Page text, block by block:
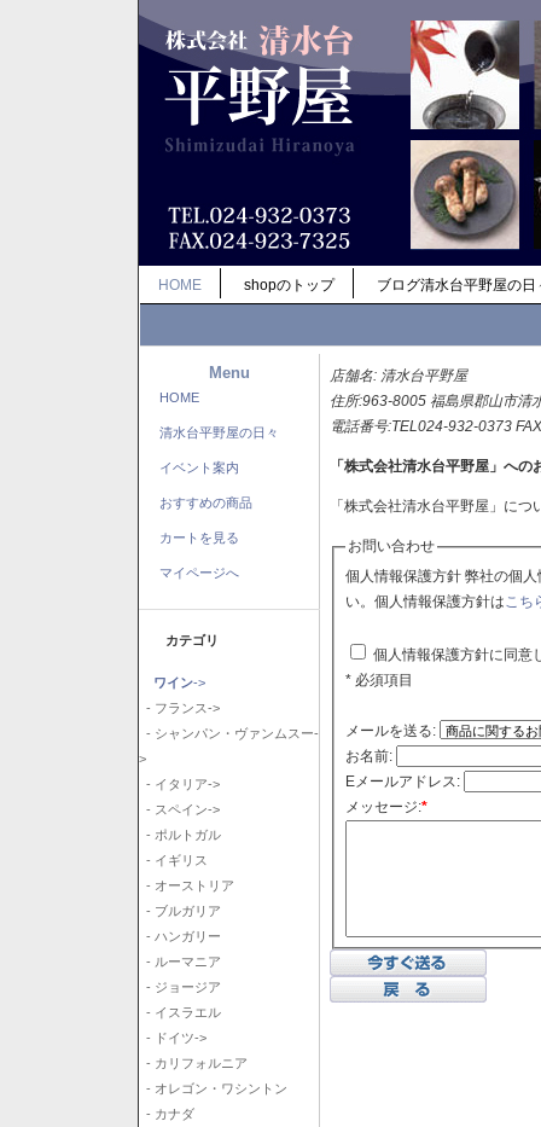
HOME shopのトップ ブログ清水台平野屋の日
Menu
HOME
清水台平野屋の日々
イベント案内
おすすめの商品
カートを見る
マイページへ
カテゴリ
ワイン->
- フランス->
- シャンパン・ヴァンムスー-
>
- イタリア->
- スペイン->
- ポルトガル
- イギリス
- オーストリア
- ブルガリア
- ハンガリー
- ルーマニア
- ジョージア
- イスラエル
- ドイツ->
- カリフォルニア
- オレゴン・ワシントン
- カナダ
店舗名: 清水台平野屋
住所:963-8005 福島県郡山市清
電話番号:TEL024-932-0373
「株式会社清水台平野屋」への
「株式会社清水台平野屋」に
お問い合わせ
個人情報保護方針 弊社の個人情報保護方針に同意される場合はチェックボックスをクリックしてくださ
い。個人情報保護方針はこち
個人情報保護方針に同意
* 必須項目
メールを送る:
お名前:
Eメールアドレス:
メッセージ:*